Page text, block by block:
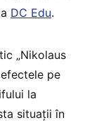
DC Edu.
„Nikolaus
pe
la
situații în